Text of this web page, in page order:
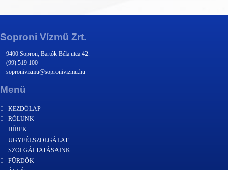
Soproni Vízmű Zrt.
9400 Sopron, Bartók Béla utca 42.
(99) 519 100
sopronivizmu@sopronivizmu.hu
Menü
KEZDŐLAP
RÓLUNK
HÍREK
ÜGYFÉLSZOLGÁLAT
SZOLGÁLTATÁSAINK
FÜRDŐK